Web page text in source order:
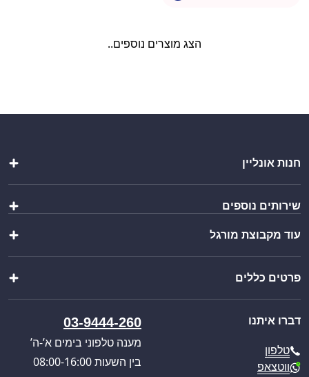
הצג מוצרים נוספים..
חנות אונליין
מבחר כוסות
ציוד נירוסטה לבר
מוצרים נוספים
מבצעים מיוחדים
שירותים נוספים
יצירת מארז
קטלוג מוצרים
כניסה לאזור אישי
עוד מקבוצת מורגל
וואנגו קרוואנים
פול סרוויס
פרטים כללים
תקנון האתר
מדיניות משלוחים
ביטול עסקה
דברו איתנו
טלפון
ווטצאפ
03-9444-260
מענה טלפוני בימים א’-ה’
בין השעות 08:00-16:00